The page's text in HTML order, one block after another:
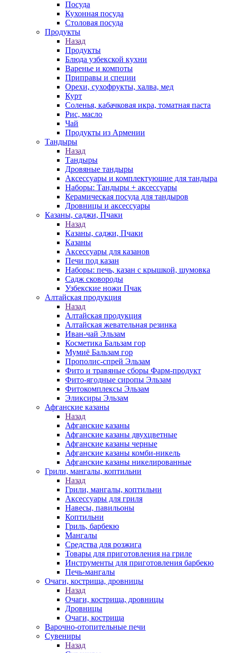
Посуда
Кухонная посуда
Столовая посуда
Продукты
Назад
Продукты
Блюда узбекской кухни
Варенье и компоты
Приправы и специи
Орехи, сухофрукты, халва, мед
Курт
Соленья, кабачковая икра, томатная паста
Рис, масло
Чай
Продукты из Армении
Тандыры
Назад
Тандыры
Дровяные тандыры
Аксессуары и комплектующие для тандыра
Наборы: Тандыры + аксессуары
Керамическая посуда для тандыров
Дровницы и аксессуары
Казаны, саджи, Пчаки
Назад
Казаны, саджи, Пчаки
Казаны
Аксессуары для казанов
Печи под казан
Наборы: печь, казан с крышкой, шумовка
Садж сковороды
Узбекские ножи Пчак
Алтайская продукция
Назад
Алтайская продукция
Алтайская жевательная резинка
Иван-чай Эльзам
Косметика Бальзам гор
Мумиё Бальзам гор
Прополис-спрей Эльзам
Фито и травяные сборы Фарм-продукт
Фито-ягодные сиропы Эльзам
Фитокомплексы Эльзам
Эликсиры Эльзам
Афганские казаны
Назад
Афганские казаны
Афганские казаны двухцветные
Афганские казаны черные
Афганские казаны комби-никель
Афганские казаны никелированные
Грили, мангалы, коптильни
Назад
Грили, мангалы, коптильни
Аксессуары для гриля
Навесы, павильоны
Коптильни
Гриль, барбекю
Мангалы
Средства для розжига
Товары для приготовления на гриле
Инструменты для приготовления барбекю
Печь-мангалы
Очаги, кострища, дровницы
Назад
Очаги, кострища, дровницы
Дровницы
Очаги, кострища
Варочно-отопительные печи
Сувениры
Назад